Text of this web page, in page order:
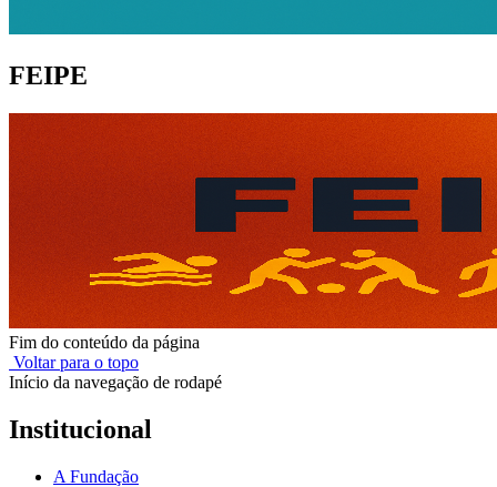
FEIPE
Fim do conteúdo da página
Voltar para o topo
Início da navegação de rodapé
Institucional
A Fundação